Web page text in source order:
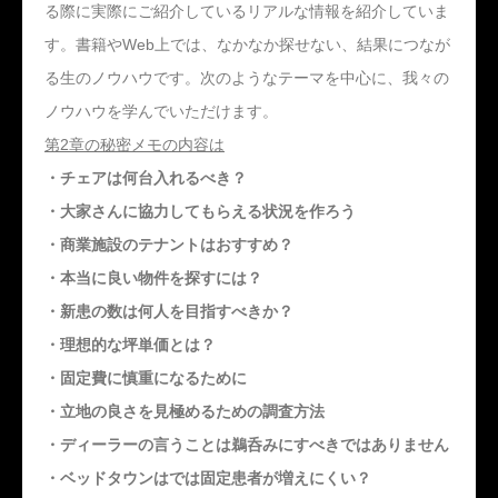
る際に実際にご紹介しているリアルな情報を紹介していま
す。書籍やWeb上では、なかなか探せない、結果につなが
る生のノウハウです。次のようなテーマを中心に、我々の
ノウハウを学んでいただけます。
第2章の秘密メモの内容は
・チェアは何台入れるべき？
・大家さんに協力してもらえる状況を作ろう
・商業施設のテナントはおすすめ？
・本当に良い物件を探すには？
・新患の数は何人を目指すべきか？
・理想的な坪単価とは？
・固定費に慎重になるために
・立地の良さを見極めるための調査方法
・ディーラーの言うことは鵜呑みにすべきではありません
・ベッドタウンはでは固定患者が増えにくい？